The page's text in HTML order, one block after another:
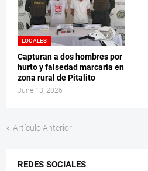
LOCALES
Capturan a dos hombres por
hurto y falsedad marcaria en
zona rural de Pitalito
June 13, 2026
Artículo Anterior
REDES SOCIALES